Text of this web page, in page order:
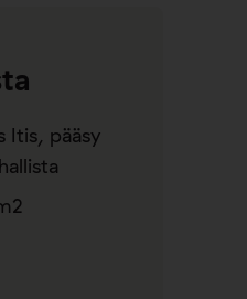
Itis, pääsy